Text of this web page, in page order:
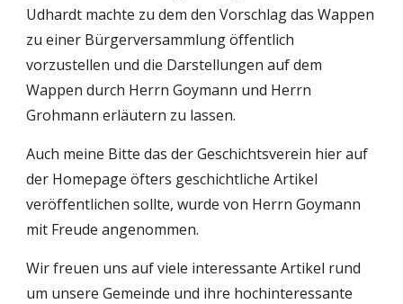
Udhardt machte zu dem den Vorschlag das Wappen
zu einer Bürgerversammlung öffentlich
vorzustellen und die Darstellungen auf dem
Wappen durch Herrn Goymann und Herrn
Grohmann erläutern zu lassen.
Auch meine Bitte das der Geschichtsverein hier auf
der Homepage öfters geschichtliche Artikel
veröffentlichen sollte, wurde von Herrn Goymann
mit Freude angenommen.
Wir freuen uns auf viele interessante Artikel rund
um unsere Gemeinde und ihre hochinteressante